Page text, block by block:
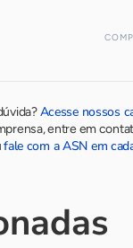
Acesse nossos
entre em
fale com a ASN em